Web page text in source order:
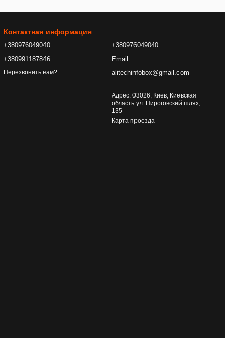
Контактная информация
+380976049040
+380991187846
Перезвонить вам?
+380976049040
Email
alitechinfobox@gmail.com
Адрес: 03026, Киев, Киевская
область ул. Пироговский шлях,
135
Карта проезда